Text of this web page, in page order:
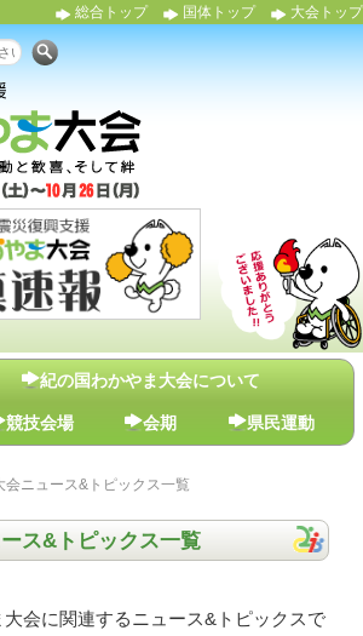
総合トップ 国体トップ 大会トップ
紀の国わかやま大会について
競技会場 会期 県民運動
会ニュース&トピックス一覧
ス&トピックス一覧
会に関連するニュース&トピックスで